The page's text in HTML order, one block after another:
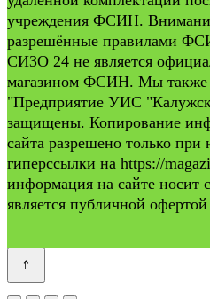
учреждения ФСИН.
разрешённые правилами
СИЗО 24 не является
магазином ФСИН. Мы также
"Предприятие УИС
защищены. Копирование
сайта разрешено только
гиперссылки на https://
информация на сайте носит
является публичной